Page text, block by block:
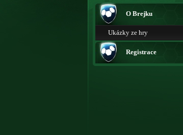
O Brejku
Ukázky ze hry
Registrace